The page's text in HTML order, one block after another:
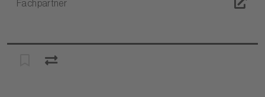
Fachpartner